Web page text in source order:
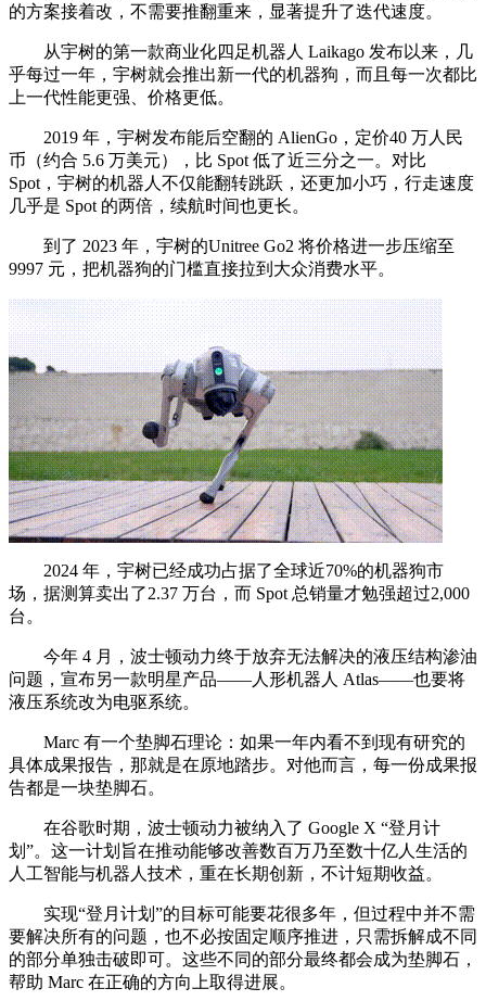
的方案接着改，不需要推翻重来，显著提升了迭代速度。
从宇树的第一款商业化四足机器人 Laikago 发布以来，几
乎每过一年，宇树就会推出新一代的机器狗，而且每一次都比
上一代性能更强、价格更低。
2019 年，宇树发布能后空翻的 AlienGo，定价40 万人民
币（约合 5.6 万美元），比 Spot 低了近三分之一。对比
Spot，宇树的机器人不仅能翻转跳跃，还更加小巧，行走速度
几乎是 Spot 的两倍，续航时间也更长。
到了 2023 年，宇树的Unitree Go2 将价格进一步压缩至
9997 元，把机器狗的门槛直接拉到大众消费水平。
2024 年，宇树已经成功占据了全球近70%的机器狗市
场，据测算卖出了2.37 万台，而 Spot 总销量才勉强超过2,000
台。
今年 4 月，波士顿动力终于放弃无法解决的液压结构渗油
问题，宣布另一款明星产品——人形机器人 Atlas——也要将
液压系统改为电驱系统。
Marc 有一个垫脚石理论：如果一年内看不到现有研究的
具体成果报告，那就是在原地踏步。对他而言，每一份成果报
告都是一块垫脚石。
在谷歌时期，波士顿动力被纳入了 Google X “登月计
划”。这一计划旨在推动能够改善数百万乃至数十亿人生活的
人工智能与机器人技术，重在长期创新，不计短期收益。
实现“登月计划”的目标可能要花很多年，但过程中并不需
要解决所有的问题，也不必按固定顺序推进，只需拆解成不同
的部分单独击破即可。这些不同的部分最终都会成为垫脚石，
帮助 Marc 在正确的方向上取得进展。